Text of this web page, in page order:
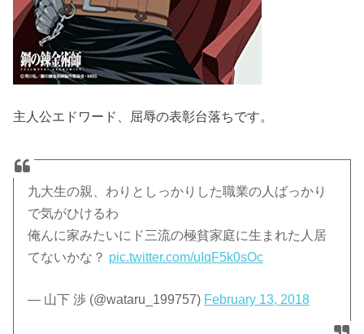
主人公エドワード、屈辱の表彰台落ちです。
九大生の親、わりとしっかりした職業の人ばっかり
で気がひけるわ
俺んに家みたいにド三流の極貧家庭に生まれた人居
てないかな？ pic.twitter.com/uIqF5k0sOc
— 山下 渉 (@wataru_199757) February 13, 2018